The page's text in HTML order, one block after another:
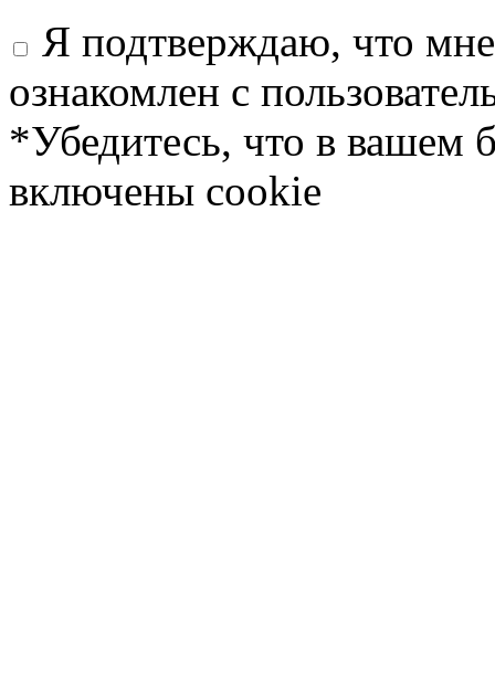
Я подтверждаю, что
ознакомлен с
*Убедитесь, что в вашем
включены cookie